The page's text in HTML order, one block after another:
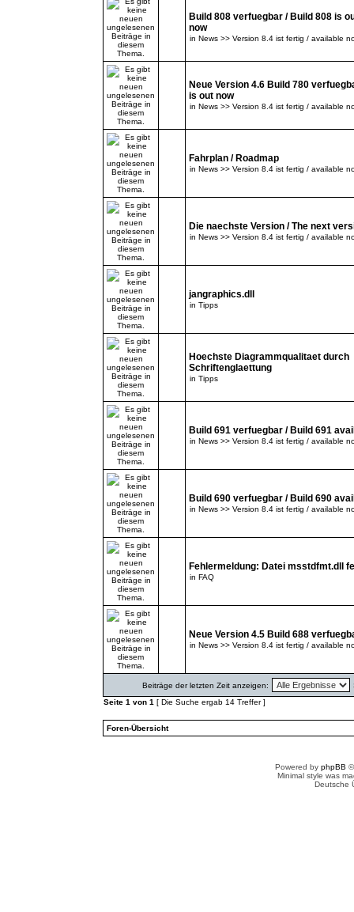
Build 808 verfuegbar / Build 808 is
now
in News >> Version 8.4 ist fertig / available
Neue Version 4.6 Build 780
is out now
in News >> Version 8.4 ist fertig / available
Fahrplan / Roadmap
in News >> Version 8.4 ist fertig / available
Die naechste Version / The next
in News >> Version 8.4 ist fertig / available
jangraphics.dll
in Tipps
Hoechste Diagrammqualitaet durch
Schriftenglaettung
in Tipps
Build 691 verfuegbar / Build 691
in News >> Version 8.4 ist fertig / available
Build 690 verfuegbar / Build 690
in News >> Version 8.4 ist fertig / available
Fehlermeldung: Datei msstdfmt.dll
in FAQ
Neue Version 4.5 Build 688
in News >> Version 8.4 ist fertig / available
Beiträge der letzten Zeit anzeigen:
Seite 1 von 1 [ Die Suche ergab 14 Treffer ]
Foren-Übersicht
Powered by phpBB
Minimal style was
Deutsche